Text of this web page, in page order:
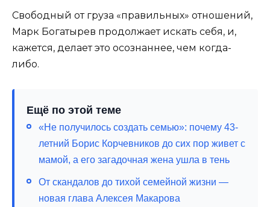
Свободный от груза «правильных» отношений,
Марк Богатырев продолжает искать себя, и,
кажется, делает это осознаннее, чем когда-
либо.
Ещё по этой теме
«Не получилось создать семью»: почему 43-
летний Борис Корчевников до сих пор живет с
мамой, а его загадочная жена ушла в тень
От скандалов до тихой семейной жизни —
новая глава Алексея Макарова